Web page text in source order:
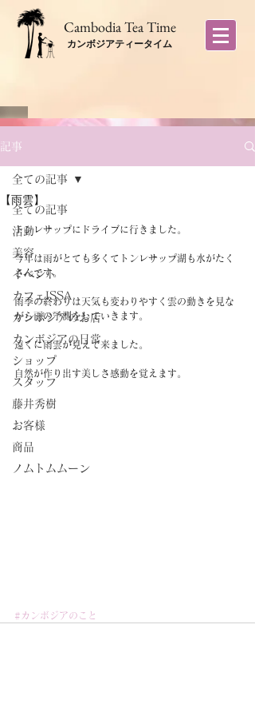
​Cambodia Tea Time
カンボジアティータイム
記事
全ての記事
活動
美容
イベント
カフェISSA
カンボジアのお店
カンボジアの日常
ショップ
スタッフ
藤井秀樹
お客様
商品
ノムトムムーン
全ての記事
【雨雲】
トンレサップにドライブに行きました。
今年は雨がとても多くてトンレサップ湖も水がたく
さんです。
雨季の終わりは天気も変わりやすく雲の動きを見な
がら雨の予測をしていきます。
遠くに雨雲が見えて来ました。
自然が作り出す美しさ感動を覚えます。
#カンボジアのこと